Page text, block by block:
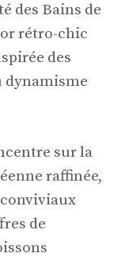
des Bains de
rétro-chic
des
dynamisme
sur la
raffinée,
de